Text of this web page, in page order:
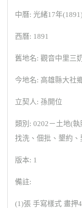
中曆: 光緒17年
西曆: 1891
舊地名: 觀音中里三
今地名: 高雄縣大社
立契人: 孫開位
類別: 0202－土地(
找洗、佃批、墾約、
版本: 1
備註:
(1)張 手寫樣式 畫押